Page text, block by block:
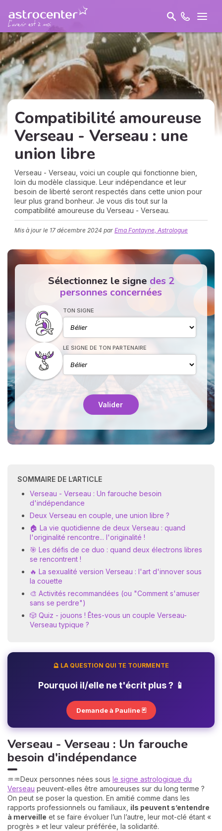
Compatibilité amoureuse
Verseau - Verseau : une
union libre
Verseau - Verseau, voici un couple qui fonctionne bien,
loin du modèle classique. Leur indépendance et leur
besoin de liberté seront respectés dans cette union pour
leur plus grand bonheur. Je vous dis tout sur la
compatibilité amoureuse du Verseau - Verseau.
Mis à jour le 17 décembre 2024 par Ema Fontayne, Astrologue
Sélectionnez le signe des 2
personnes concernées
TON SIGNE
LE SIGNE DE TON PARTENAIRE
Valider
SOMMAIRE DE L’ARTICLE
Verseau - Verseau : Un farouche besoin
d'indépendance
Deux Verseau en couple, une union libre ?
🏠 La vie quotidienne de deux Verseau : quand
l'originalité rencontre... l'originalité !
🎯 Les défis de ce duo : quand deux électrons libres
se rencontrent !
🔥 La sexualité version Verseau : l'art d'innover sous
la couette
🎨 Activités recommandées (ou "Comment s'amuser
sans se perdre")
🎲 Quiz - jouons ! Êtes-vous un couple Verseau-
Verseau typique ?
🔮 LA QUESTION QUI TE TOURMENTE
Pourquoi il/elle ne t'écrit plus ? 📱
Demande à Pauline 🃏
Verseau - Verseau : Un farouche
besoin d'indépendance
♒♒Deux personnes nées sous le signe astrologique du
Verseau peuvent-elles être amoureuses sur du long terme ?
On peut se poser la question. En amitié comme dans les
rapports professionnels ou familiaux, ils peuvent s’entendre
à merveille et se faire évoluer l’un l’autre, leur mot-clé étant «
progrès » et leur valeur préférée, la solidarité.